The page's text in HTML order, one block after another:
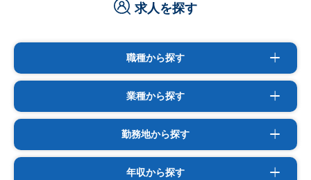
求人を探す
職種から探す
業種から探す
勤務地から探す
年収から探す